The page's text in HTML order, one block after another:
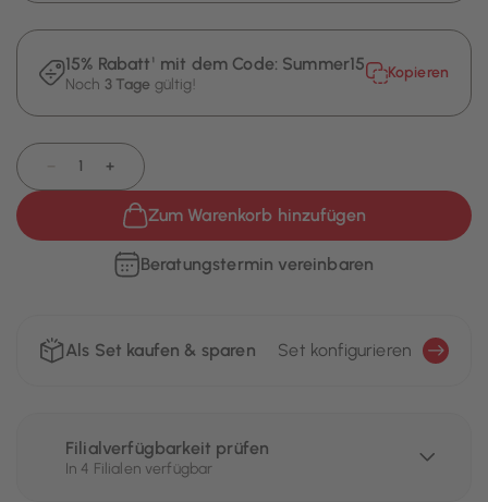
15% Rabatt¹ mit dem Code: Summer15
Noch 3 Tage gültig!
Kopieren
+
Zum Warenkorb hinzufügen
Beratungstermin vereinbaren
Als Set kaufen & sparen Set konfigurieren
Filialverfügbarkeit prüfen
In 4 Filialen verfügbar